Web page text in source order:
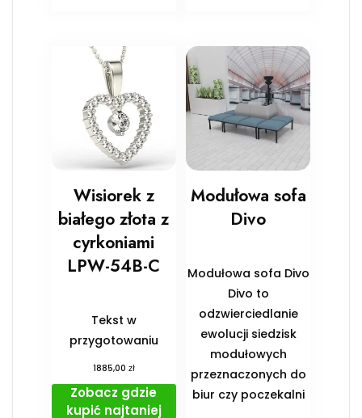
Wisiorek z
białego złota z
cyrkoniami
LPW-54B-C
Tekst w
przygotowaniu
1885,00 zł
Zobacz gdzie
kupić najtaniej
Modułowa sofa
Divo
Modułowa sofa Divo
Divo to
odzwierciedlanie
ewolucji siedzisk
modułowych
przeznaczonych do
biur czy poczekalni